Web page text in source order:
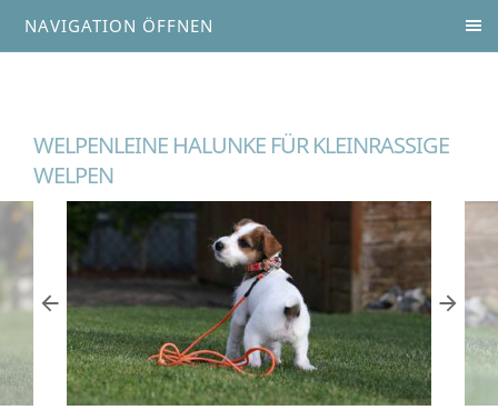
NAVIGATION ÖFFNEN
WELPENLEINE HALUNKE FÜR KLEINRASSIGE
WELPEN